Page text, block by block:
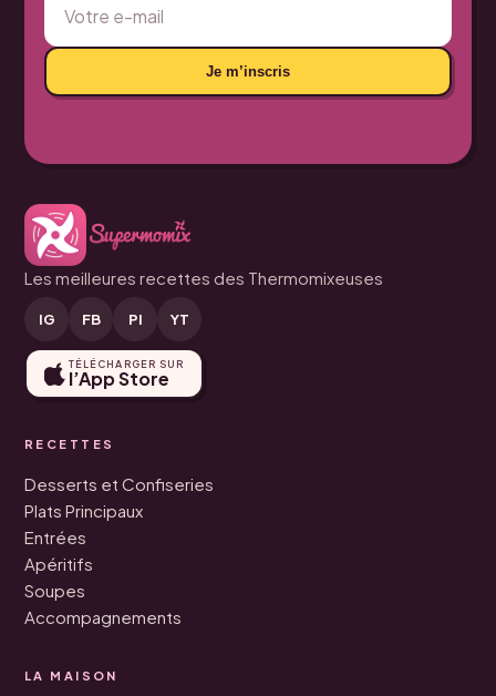
Je m’inscris
Les meilleures recettes des Thermomixeuses
IG FB PI YT
TÉLÉCHARGER SUR
l’App Store
RECETTES
Desserts et Confiseries
Plats Principaux
Entrées
Apéritifs
Soupes
Accompagnements
LA MAISON